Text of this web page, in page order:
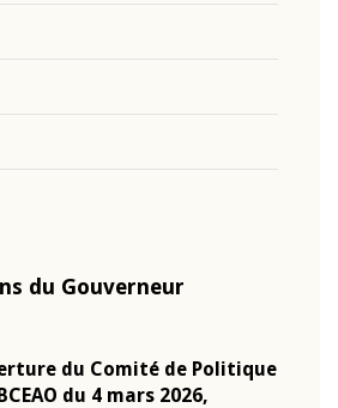
du Gouverneur
du Comité de Politique
du 4 mars 2026,